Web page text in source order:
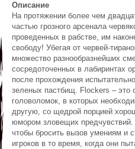
Описание
На протяжении более чем
частью грозного арсенала
проведенных в рабстве, им
свободу! Убегая от червей-
множество разнообразнейших
сосредоточенных в лабиринтах
после прохождения
зеленых пастбищ. Flockers – это
головоломок, в которых
другую, со щедрой порцией
юмором зловещих
чтобы бросить вызов умениям и
игроков в то время, когда они